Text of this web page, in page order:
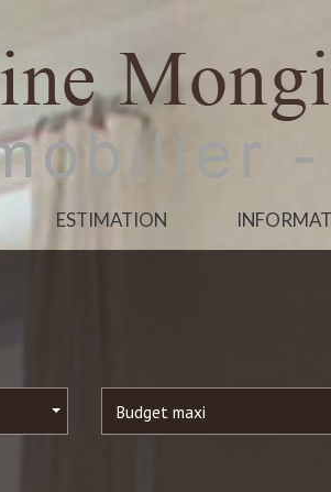
ESTIMATION